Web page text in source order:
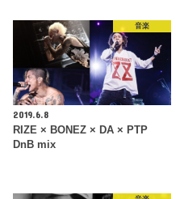
音楽
2019.6.8
RIZE × BONEZ × DA × PTP
DnB mix